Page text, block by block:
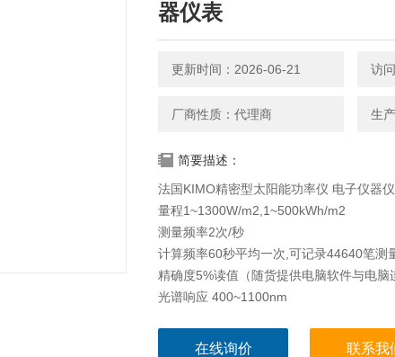
器仪表
更新时间：2026-06-21 访
厂商性质：代理商 生
简要描述：
法国KIMO精密型太阳能功率仪 电子仪器
量程1~1300W/m2,1~500kWh/m2
测量频率2次/秒
计算频率60秒平均一次,可记录44640笔测
精确度5%读值（随货提供电脑软件与电脑
光谱响应 400~1100nm
灵敏度 100mV对应1000W/m2
在线询价 联系我